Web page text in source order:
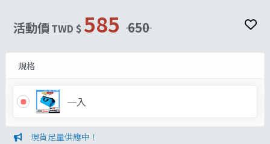
活動價 TWD $ 585 650
規格
一入
現貨足量供應中！